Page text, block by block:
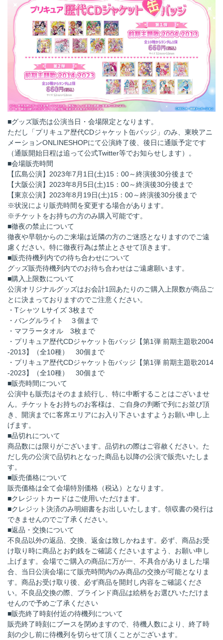
■グッズ販売は公演当日・会場限定となります。
ただし「プリキュア歴代CDジャケット缶バッジ」のみ、東映アニ
メーションONLINESHOPにて公演終了後、後日に通販予定です
（通販開始日程は追って公式Twitter等でお知らせします）。
■会場販売時間
【広島公演】2023年7月1日(土)15：00～終演後30分後まで
【大阪公演】2023年8月5日(土)15：00～終演後30分後まで
【東京公演】2023年8月19日(土)15：00～終演後30分後まで
※状況により販売時間を変更する場合があります。
※チケットをお持ちの方のみ購入可能です。
■徹夜の禁止について
徹夜や早朝からのご来場は近隣の方のご迷惑となりますのでご遠
慮ください。特に徹夜行為は禁止とさせて頂きます。
■販売待機列内での待ち合わせについて
グッズ販売待機列内でのお待ち合わせはご遠慮願います。
■購入上限数について
公演オリジナルグッズはお会計1回あたりのご購入上限数が商品ご
とに決まっておりますのでご注意ください。
・Tシャツ Lサイズ 3枚まで
・バングルライト ３個まで
・マフラータオル 3枚まで
・プリキュア歴代CDジャケット缶バッジ【第1弾 前期主題歌2004
-2013】（全10種） 30個まで
・プリキュア歴代CDジャケット缶バッジ【第1弾 前期主題歌2014
-2023】（全10種） 30個まで
■販売時間について
公演中も販売はそのまま続行し、特に中断することはございませ
ん。チケットをお持ちのお客様は、ご自身の判断で列にお並び頂
き、開演までに客席エリアにお入り下さいますようお願い申し上
げます。
■品切れについて
商品数には限りがございます。品切れの際はご容赦ください。た
だし先の公演で品切れとなった商品も以降の公演で販売いたしま
す。
■販売価格について
販売価格は全て会場特別価格（税込）となります。
■クレジットカードはご使用いただけます。
■クレジット決済のみ明細書をお出しいたします。領収書の発行は
できませんのでご了承ください。
■返品・交換について
不良品以外の返品、交換、返金は致しかねます。必ず、商品お受
け取り時に商品とお釣銭をご確認くださいますよう、お願い申し
上げます。会場でご購入の商品に万が一、不具合がありました場
合、当日公演会場にて販売時間内のみ商品の交換が可能となりま
す。商品お受け取り後、必ず商品を開封し内容をご確認くださ
い。不良品交換の際、ブラインド商品は絵柄をお選びいただけま
せんので予めご了承ください
■販売終了時刻付近の待機列について
販売終了時刻にブースを閉めますので、待機人数により、終了時
刻の少し前に待機列を切らせて頂くことがございます。